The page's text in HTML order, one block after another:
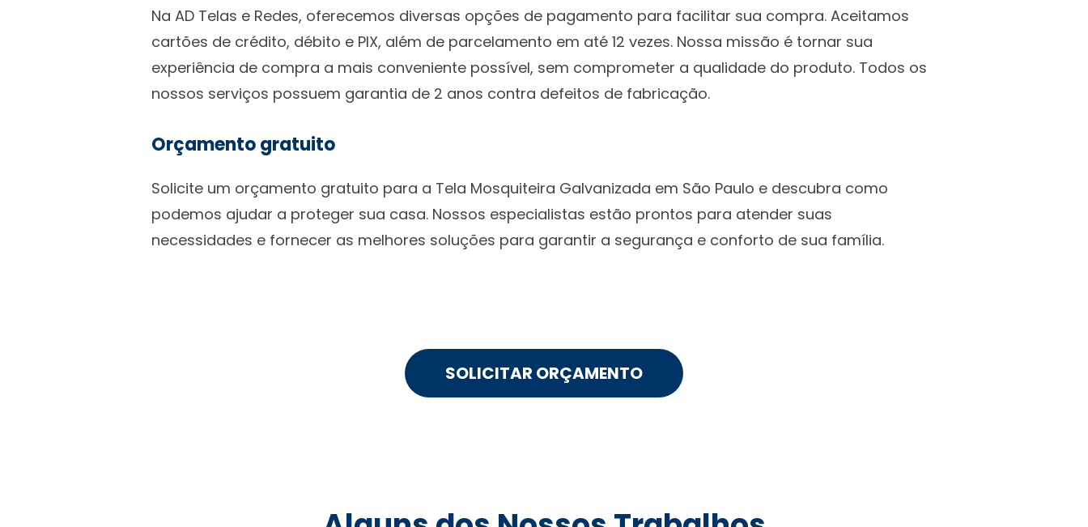
Na AD Telas e Redes, oferecemos diversas opções de pagamento para facilitar sua compra. Aceitamos
cartões de crédito, débito e PIX, além de parcelamento em até 12 vezes. Nossa missão é tornar sua
experiência de compra a mais conveniente possível, sem comprometer a qualidade do produto. Todos os
nossos serviços possuem garantia de 2 anos contra defeitos de fabricação.
Orçamento gratuito
Solicite um orçamento gratuito para a Tela Mosquiteira Galvanizada em São Paulo e descubra como
podemos ajudar a proteger sua casa. Nossos especialistas estão prontos para atender suas
necessidades e fornecer as melhores soluções para garantir a segurança e conforto de sua família.
SOLICITAR ORÇAMENTO